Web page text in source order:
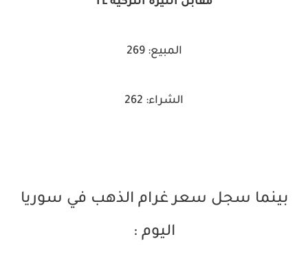
المبيع: 269
الشراء: 262
بينما سجل سعر غرام الذهب في سوريا
اليوم :